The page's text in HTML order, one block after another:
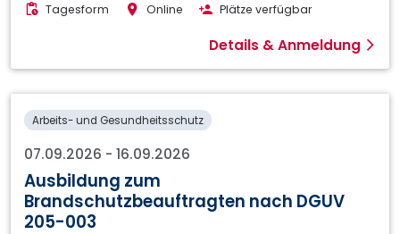
Tagesform Online Plätze verfügbar
Details & Anmeldung
Arbeits- und Gesundheitsschutz
07.09.2026 -16.09.2026
Ausbildung zum
Brandschutzbeauftragten nach DGUV
205-003